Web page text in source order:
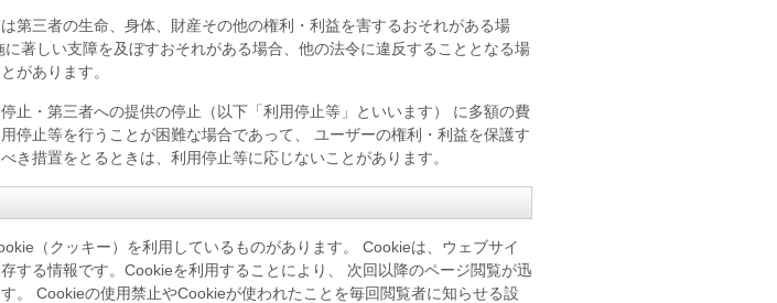
第三者の生命、身体、財産その他の権利・利益を害するおそれがある場
著しい支障を及ぼすおそれがある場合、他の法令に違反することとなる場
があります。
止・第三者への提供の停止（以下「利用停止等」といいます） に多額の費
停止等を行うことが困難な場合であって、 ユーザーの権利・利益を保護す
き措置をとるときは、利用停止等に応じないことがあります。
（クッキー）を利用しているものがあります。 Cookieは、ウェブサイ
する情報です。Cookieを利用することにより、 次回以降のページ閲覧が迅
。 Cookieの使用禁止やCookieが使われたことを毎回閲覧者に知らせる設